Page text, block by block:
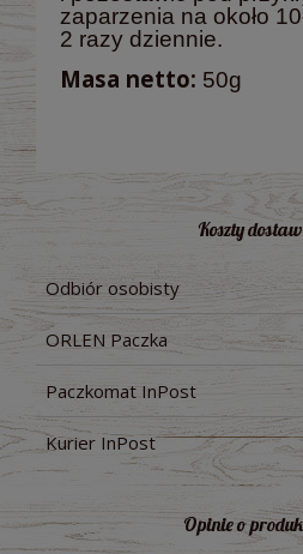
zaparzenia na około
2 razy dziennie.
Masa netto: 50g
Koszty
Cena nie zawiera ewentualnych
Odbiór osobisty
ORLEN Paczka
Paczkomat InPost
Kurier InPost
Opinie o